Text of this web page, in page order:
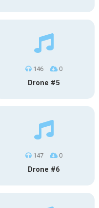
146 0
Drone #5
147 0
Drone #6